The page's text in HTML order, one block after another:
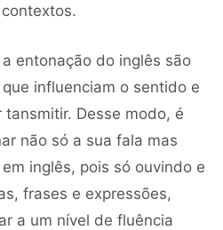
entonação do inglês são
influenciam o sentido e
Desse modo, é
não só a sua fala mas
inglês, pois só ouvindo e
frases e expressões,
a um nível de fluência